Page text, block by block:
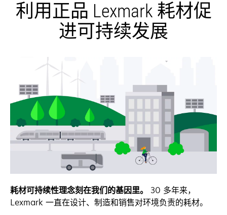
利用正品 Lexmark 耗材促
进可持续发展
耗材可持续性理念刻在我们的基因里。
30 多年来，
Lexmark 一直在设计、制造和销售对环境负责的耗材。